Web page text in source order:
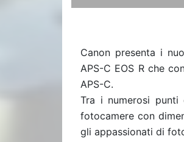
Canon presenta i
APS-C EOS R che
APS-C.
Tra i numerosi
fotocamere con
gli appassionati di